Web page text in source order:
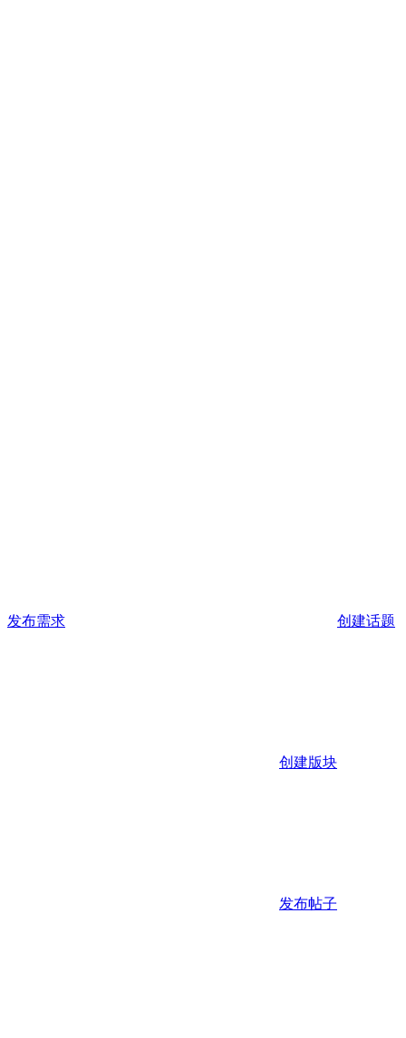
发布需求 创建话题
创建版块
发布帖子